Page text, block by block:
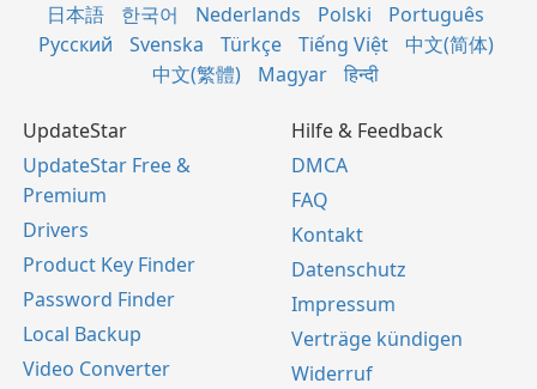
日本語
한국어 Nederlands Polski
Português
Русский
Svenska Türkçe Tiếng Việt
中文(简体)
中文(繁體)
Magyar हिन्दी
UpdateStar
UpdateStar Free &
Premium
Drivers
Product Key Finder
Password Finder
Local Backup
Video Converter
Hilfe & Feedback
DMCA
FAQ
Kontakt
Datenschutz
Impressum
Verträge kündigen
Widerruf